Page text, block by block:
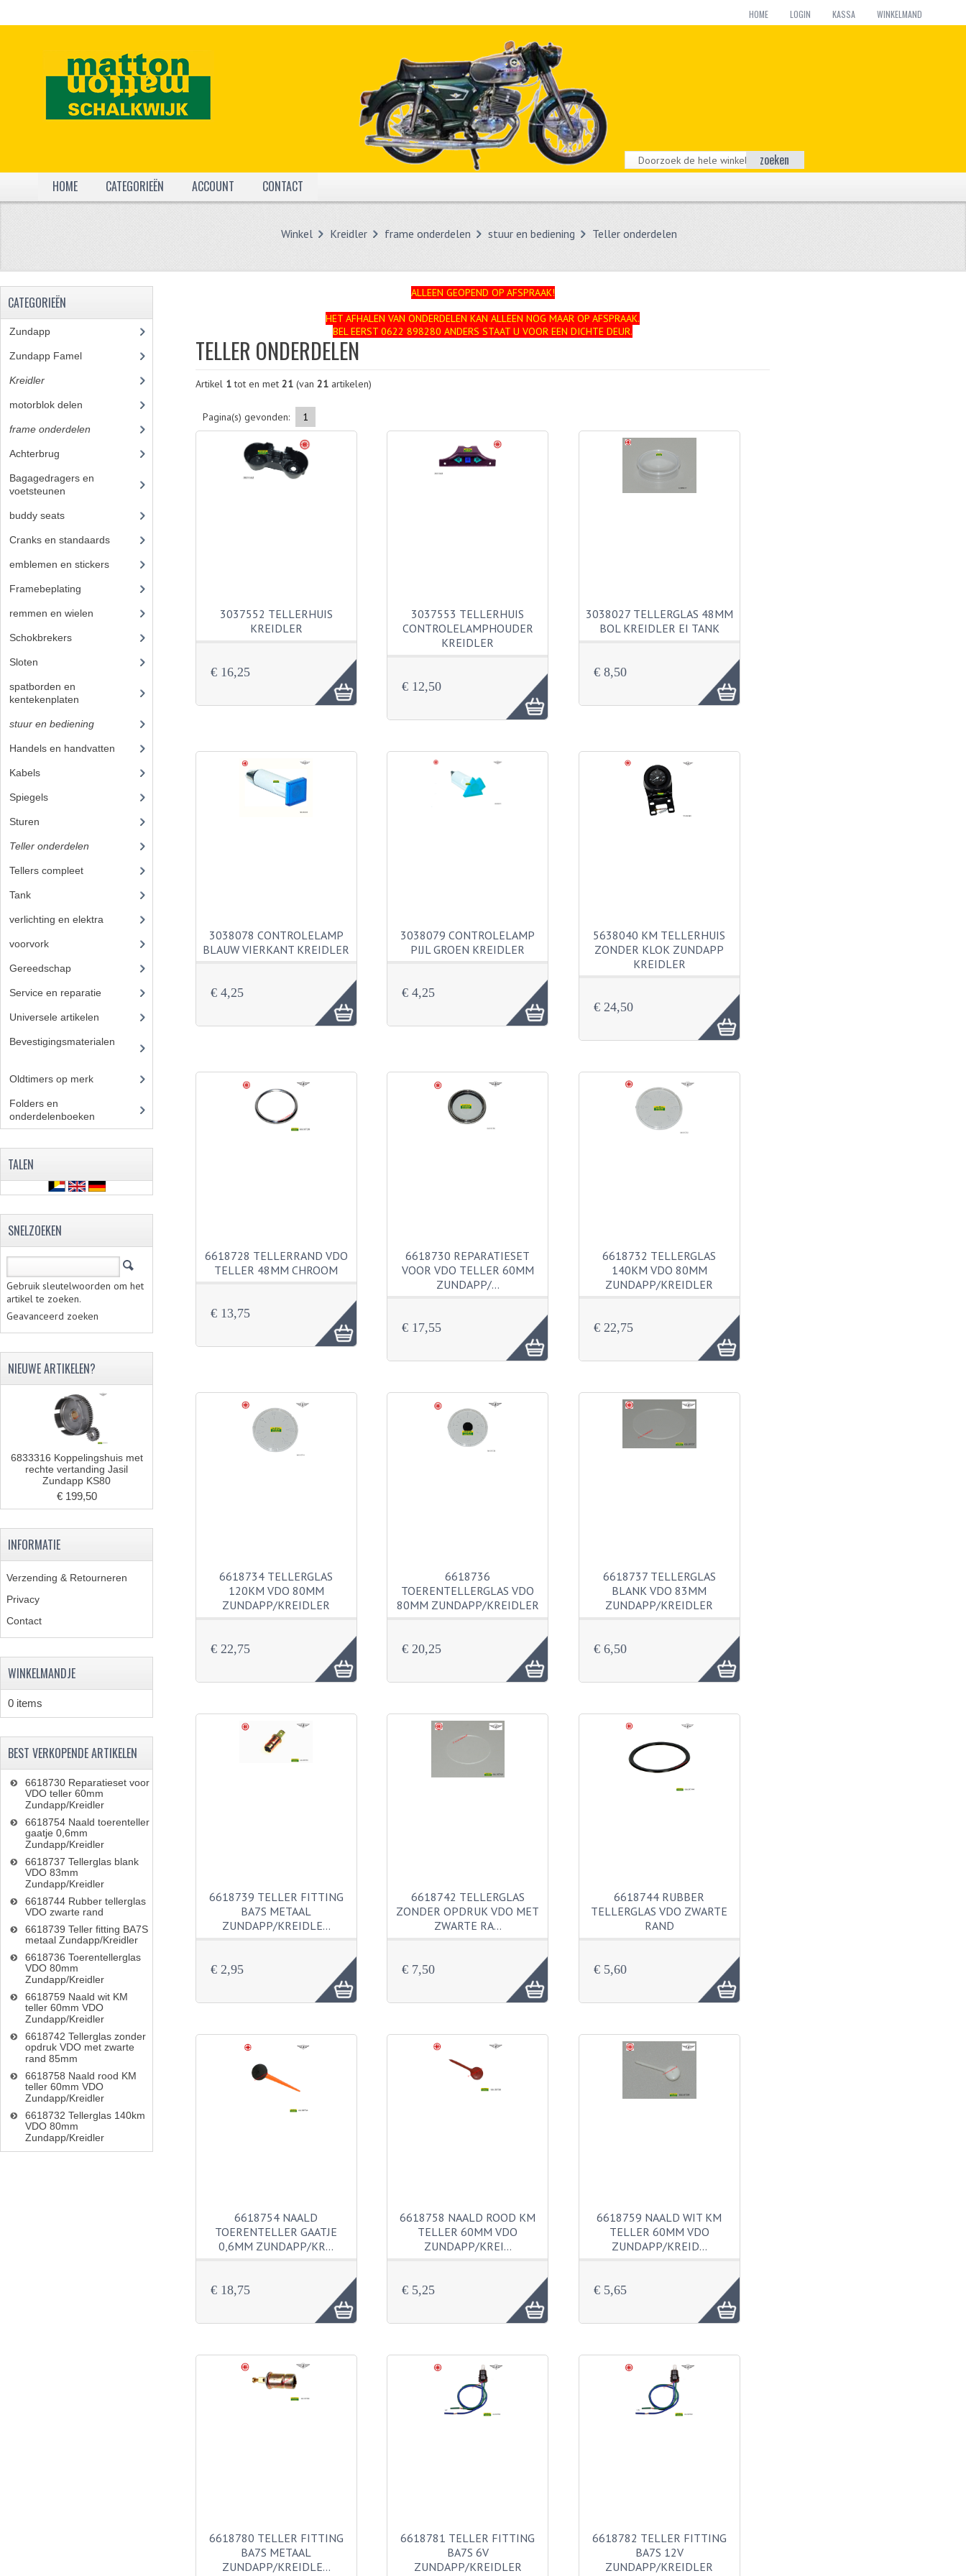
HOME LOGIN KASSA WINKELMAND
zoeken
HOME
CATEGORIEËN ACCOUNT CONTACT
Winkel Kreidler frame onderdelen stuur en bediening Teller onderdelen
ALLEEN GEOPEND OP AFSPRAAK!
HET AFHALEN VAN ONDERDELEN KAN ALLEEN NOG MAAR OP AFSPRAAK.
BEL EERST 0622 898280 ANDERS STAAT U VOOR EEN DICHTE DEUR.
TELLER ONDERDELEN
Artikel 1tot en met 21(van 21artikelen)
Pagina(s) gevonden: 1
3037552 TELLERHUIS
KREIDLER
€ 16,25
3037553 TELLERHUIS
CONTROLELAMPHOUDER
KREIDLER
€ 12,50
3038027 TELLERGLAS 48MM
BOL KREIDLER EI TANK
€ 8,50
3038078 CONTROLELAMP
BLAUW VIERKANT KREIDLER
€ 4,25
3038079 CONTROLELAMP
PIJL GROEN KREIDLER
€ 4,25
5638040 KM TELLERHUIS
ZONDER KLOK ZUNDAPP
KREIDLER
€ 24,50
6618728 TELLERRAND VDO
TELLER 48MM CHROOM
€ 13,75
6618730 REPARATIESET
VOOR VDO TELLER 60MM
ZUNDAPP/…
€ 17,55
6618732 TELLERGLAS
140KM VDO 80MM
ZUNDAPP/KREIDLER
€ 22,75
6618734 TELLERGLAS
120KM VDO 80MM
ZUNDAPP/KREIDLER
€ 22,75
6618736
TOERENTELLERGLAS VDO
80MM ZUNDAPP/KREIDLER
€ 20,25
6618737 TELLERGLAS
BLANK VDO 83MM
ZUNDAPP/KREIDLER
€ 6,50
6618739 TELLER FITTING
BA7S METAAL
ZUNDAPP/KREIDLE…
€ 2,95
6618742 TELLERGLAS
ZONDER OPDRUK VDO MET
ZWARTE RA…
€ 7,50
6618744 RUBBER
TELLERGLAS VDO ZWARTE
RAND
€ 5,60
6618754 NAALD
TOERENTELLER GAATJE
0,6MM ZUNDAPP/KR…
€ 18,75
6618758 NAALD ROOD KM
TELLER 60MM VDO
ZUNDAPP/KREI…
€ 5,25
6618759 NAALD WIT KM
TELLER 60MM VDO
ZUNDAPP/KREID…
€ 5,65
6618780 TELLER FITTING
BA7S METAAL
ZUNDAPP/KREIDLE…
6618781 TELLER FITTING
BA7S 6V
ZUNDAPP/KREIDLER
6618782 TELLER FITTING
BA7S 12V
ZUNDAPP/KREIDLER
CATEGORIEËN
Zundapp
Zundapp Famel
Kreidler
motorblok delen
frame onderdelen
Achterbrug
Bagagedragers en
voetsteunen
buddy seats
Cranks en standaards
emblemen en stickers
Framebeplating
remmen en wielen
Schokbrekers
Sloten
spatborden en
kentekenplaten
stuur en bediening
Handels en handvatten
Kabels
Spiegels
Sturen
Teller onderdelen
Tellers compleet
Tank
verlichting en elektra
voorvork
Gereedschap
Service en reparatie
Universele artikelen
Bevestigingsmaterialen
Oldtimers op merk
Folders en
onderdelenboeken
TALEN
SNELZOEKEN
Gebruik sleutelwoorden om het
artikel te zoeken.
Geavanceerd zoeken
NIEUWE ARTIKELEN?
6833316 Koppelingshuis met
rechte vertanding Jasil
Zundapp KS80
€ 199,50
INFORMATIE
Verzending & Retourneren
Privacy
Contact
WINKELMANDJE
0 items
BEST VERKOPENDE ARTIKELEN
6618730 Reparatieset voor
VDO teller 60mm
Zundapp/Kreidler
6618754 Naald toerenteller
gaatje 0,6mm
Zundapp/Kreidler
6618737 Tellerglas blank
VDO 83mm
Zundapp/Kreidler
6618744 Rubber tellerglas
VDO zwarte rand
6618739 Teller fitting BA7S
metaal Zundapp/Kreidler
6618736 Toerentellerglas
VDO 80mm
Zundapp/Kreidler
6618759 Naald wit KM
teller 60mm VDO
Zundapp/Kreidler
6618742 Tellerglas zonder
opdruk VDO met zwarte
rand 85mm
6618758 Naald rood KM
teller 60mm VDO
Zundapp/Kreidler
6618732 Tellerglas 140km
VDO 80mm
Zundapp/Kreidler